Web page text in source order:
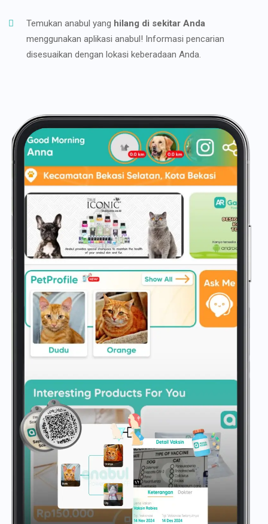
Temukan anabul yang hilang di sekitar Anda
menggunakan aplikasi anabul! Informasi pencarian
disesuaikan dengan lokasi keberadaan Anda.